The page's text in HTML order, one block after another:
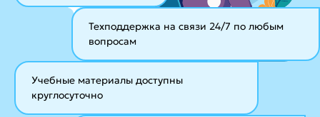
Техподдержка на связи 24/7 по любым
вопросам
Учебные материалы доступны
круглосуточно